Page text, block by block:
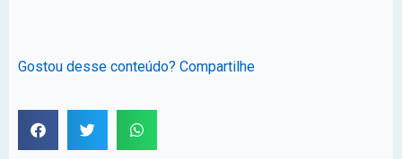
Gostou desse conteúdo? Compartilhe